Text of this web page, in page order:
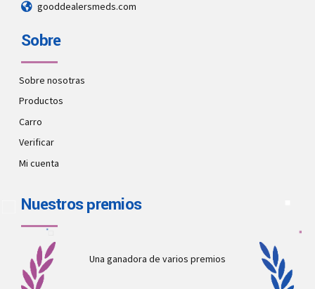
gooddealersmeds.com
Sobre
Sobre nosotras
Productos
Carro
Verificar
Mi cuenta
Nuestros premios
Una ganadora de varios premios